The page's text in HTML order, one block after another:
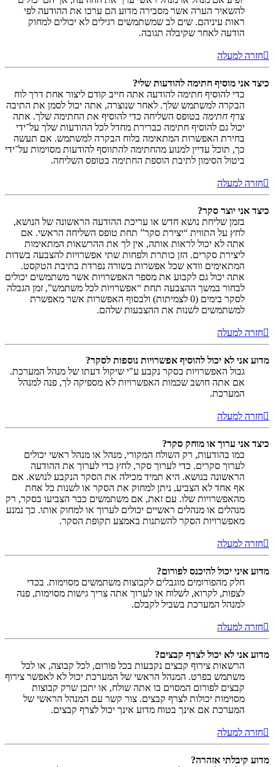
להשאיר הערה אשר מסבירה מדוע הם ערכו את ההודעה לפי
ראות עיניהם. שים לב שמשתמשים רגילים לא יכולים למחוק
הודעה לאחר שקיבלה תגובה.
חזרה למעלה
כיצד אני מוסיף חתימה להודעות שלי?
כדי להוסיף חתימה להודעה אתה חייב קודם ליצור אחת דרך לוח
הבקרה למשתמש שלך. לאחר שנוצרה, אתה יכול לסמן את התיבה
צרף חתימה בטופס השליחה כדי להוסיף את החתימה שלך. אתה
יכול גם להוסיף חתימה כברירת מחדל לכל ההודעות שלך על־ידי
בחירת האפשרות המתאימה בלוח הבקרה למשתמש. אם תעשה
כך, תוכל עדיין למנוע מהחתימה להתווסף להודעות מסוימות על־ידי
ביטול הסימון לתיבת הוספת החתימה בטופס השליחה.
חזרה למעלה
כיצד אני יוצר סקר?
בזמן שליחת נושא חדש או עריכת ההודעה הראשונה של הנושא,
לחץ על התווית “יצירת סקר” תחת טופס השליחה הראשי. אם
אתה לא יכול לראות אותה, אין לך את ההרשאות המתאימות
ליצירת סקרים. הזן כותרת ולפחות שתי אפשרויות להצבעה בשדות
המתאימים וודא שכל אפשרות בשורה נפרדת בתיבת הטקסט.
אתה יכול גם לקבוע את מספר האפשרויות אשר משתמשים יכולים
לבחור במשך ההצבעה תחת “אפשרויות לכל משתמש”, זמן הגבלה
לסקר בימים (0 לצמיתות) ולבסוף האפשרות אשר מאפשרת
למשתמשים לשנות את ההצבעות שלהם.
חזרה למעלה
מדוע אני לא יכול להוסיף אפשרויות נוספות לסקר?
גבול האפשרויות בסקר נקבע ע"י שיקול דעתו של מנהל המערכת.
אם אתה חושב שכמות האפשרויות לא מספיקה לך, פנה למנהל
המערכת.
חזרה למעלה
כיצד אני ערוך או מוחק סקר?
כמו בהודעות, רק השולח המקורי, מנהל או מנהל ראשי יכולים
לערוך סקרים. כדי לערוך סקר, לחץ כדי לערוך את ההודעה
הראשונה בנושא. היא תמיד מכילה את הסקר הנקבע לנושא. אם
אף אחד לא הצביע, ניתן למחוק את הסקר או לשנות כל אחת
מהאפשרויות שלו. עם זאת, אם משתמשים כבר הצביעו בסקר, רק
מנהלים או מנהלים ראשיים יכולים לערוך או למחוק אותו. כך נמנע
מאפשרויות הסקר להשתנות באמצע תקופת הסקר.
חזרה למעלה
מדוע איני יכול להיכנס לפורום?
חלק מהפורומים מוגבלים לקבוצות משתמשים מסוימות. בכדי
לצפות, לקרוא, לשלוח או לערוך אתה צריך גישות מסוימות, פנה
למנהל המערכת בשביל לקבלם.
חזרה למעלה
מדוע אני לא יכול לצרף קבצים?
הרשאות צירוף קבצים נקבעות בכל פורום, לכל קבוצה, או לכל
משתמש בפרט. המנהל הראשי של המערכת יכול לא לאפשר צירוף
קבצים לפורום המסוים בו אתה שולח, או יתכן שרק קבוצות
מסוימות יכולות לצרף קבצים. צור קשר עם המנהל הראשי של
המערכת אם אינך בטוח מדוע אינך יכול לצרף קבצים.
חזרה למעלה
מדוע קיבלתי אזהרה?